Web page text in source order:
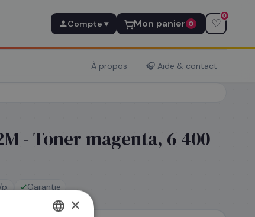
Compte ▾ Mon panier 0 ♡
0
À propos 🎧 Aide & contact
- Toner magenta, 6 400
Garantie
×